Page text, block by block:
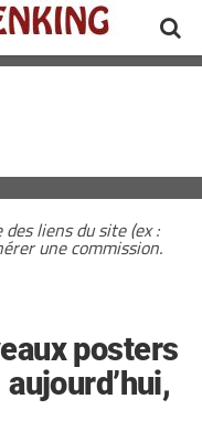
liens du site (ex :
une commission.
posters